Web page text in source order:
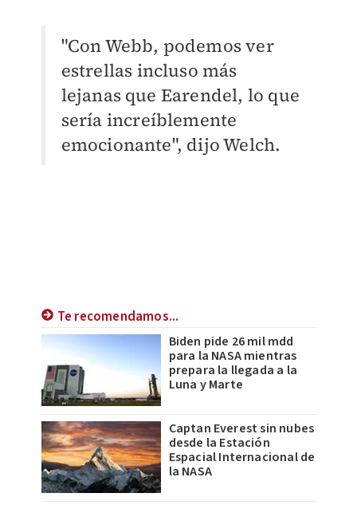
"Con Webb, podemos ver
estrellas incluso más
lejanas que Earendel, lo que
sería increíblemente
emocionante", dijo Welch.
Te recomendamos...
Biden pide 26 mil mdd
para la NASA mientras
prepara la llegada a la
Luna y Marte
Captan Everest sin nubes
desde la Estación
Espacial Internacional de
la NASA